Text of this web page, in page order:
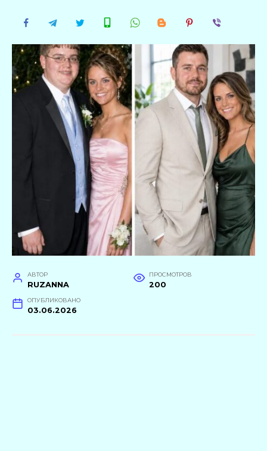
АВТОР
RUZANNA
ПРОСМОТРОВ
200
ОПУБЛИКОВАНО
03.06.2026